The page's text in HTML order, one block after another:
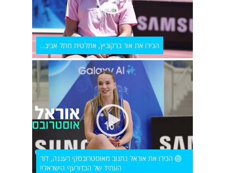
הכירו את אור ברקוביץ, אתלטית מתל אביב...
🏐 הכירו את אוראל נתנוב מאוסטרובסקי רעננה, דור
העתיד של הכדורעף הישראלי!